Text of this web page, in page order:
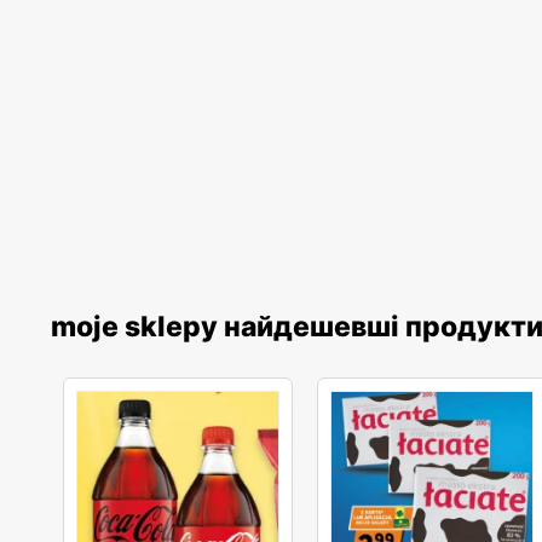
moje sklepy найдешевші продукти